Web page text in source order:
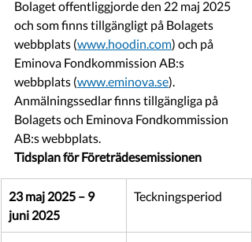
Bolaget offentliggjorde den 22 maj 2025
och som finns tillgängligt på Bolagets
webbplats (www.hoodin.com) och på
Eminova Fondkommission AB:s
webbplats (www.eminova.se).
Anmälningssedlar finns tillgängliga på
Bolagets och Eminova Fondkommission
AB:s webbplats.
Tidsplan för Företrädesemissionen
23 maj 2025 – 9
juni 2025
Teckningsperiod